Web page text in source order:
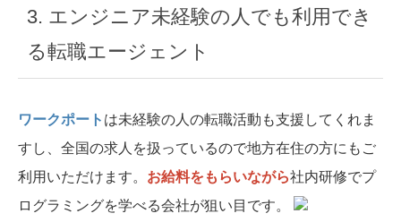
3. エンジニア未経験の人でも利用でき
る転職エージェント
ワークポート は未経験の人の転職活動も支援してくれま
すし、全国の求人を扱っているので地方在住の方にもご
利用いただけます。 お給料をもらいながら社内研修でプ
ログラミングを学べる会社が狙い目です。